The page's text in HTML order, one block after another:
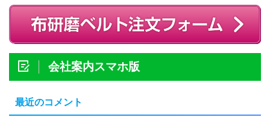
会社案内スマホ版
最近のコメント